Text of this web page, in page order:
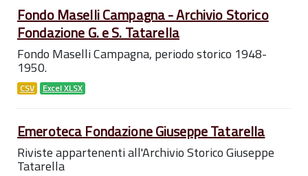
Fondo Maselli Campagna - Archivio Storico
Fondazione G. e S. Tatarella
Fondo Maselli Campagna, periodo storico 1948-
1950.
CSV Excel XLSX
Emeroteca Fondazione Giuseppe Tatarella
Riviste appartenenti all'Archivio Storico Giuseppe
Tatarella